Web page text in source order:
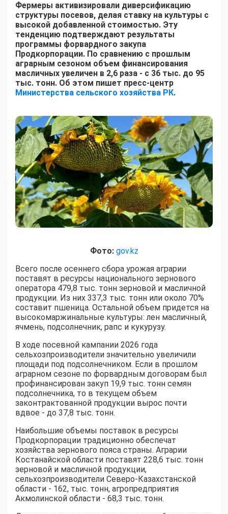
Фермеры активизировали диверсификацию
структуры посевов, делая ставку на культуры с
высокой добавленной стоимостью. Эту
тенденцию подтверждают результаты
программы форвардного закупа
Продкорпорации. По сравнению с прошлым
аграрным сезоном объем финансирования
масличных увеличен в 2,6 раза - с 36 тыс. до 95
тыс. тонн. Об этом пишет пресс-центр
Министерства сельского хозяйства РК.
Фото: gov.kz
Всего после осеннего сбора урожая аграрии
поставят в ресурсы национального зернового
оператора 479,8 тыс. тонн зерновой и масличной
продукции. Из них 337,3 тыс. тонн или около 70%
составит пшеница. Остальной объем придется на
высокомаржинальные культуры: лен масличный,
ячмень, подсолнечник, рапс и кукурузу.
В ходе посевной кампании 2026 года
сельхозпроизводители значительно увеличили
площади под подсолнечником. Если в прошлом
аграрном сезоне по форвардным договорам был
профинансирован закуп 19,9 тыс. тонн семян
подсолнечника, то в текущем объем
законтрактованной продукции вырос почти
вдвое - до 37,8 тыс. тонн.
Наибольшие объемы поставок в ресурсы
Продкорпорации традиционно обеспечат
хозяйства зернового пояса страны. Аграрии
Костанайской области поставят 228,6 тыс. тонн
зерновой и масличной продукции,
сельхозпроизводители Северо-Казахстанской
области - 162, тыс. тонн, агропредприятия
Акмолинской области - 68,3 тыс. тонн.